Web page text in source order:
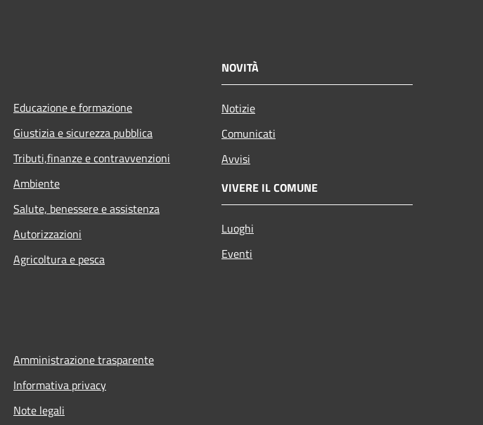
Educazione e formazione
Giustizia e sicurezza pubblica
Tributi,finanze e contravvenzioni
Ambiente
Salute, benessere e assistenza
Autorizzazioni
Agricoltura e pesca
NOVITÀ
Notizie
Comunicati
Avvisi
VIVERE IL COMUNE
Luoghi
Eventi
Amministrazione trasparente
Informativa privacy
Note legali